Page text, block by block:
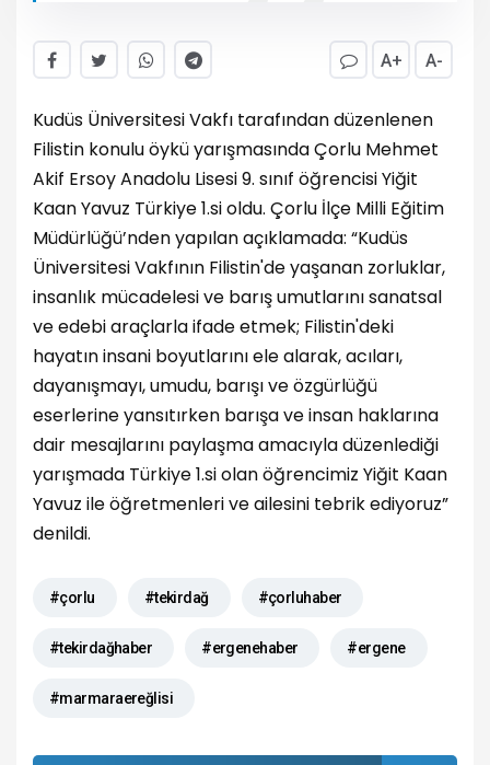
A+ A-
Kudüs Üniversitesi Vakfı tarafından düzenlenen
Filistin konulu öykü yarışmasında Çorlu Mehmet
Akif Ersoy Anadolu Lisesi 9. sınıf öğrencisi Yiğit
Kaan Yavuz Türkiye 1.si oldu. Çorlu İlçe Milli Eğitim
Müdürlüğü’nden yapılan açıklamada: “Kudüs
Üniversitesi Vakfının Filistin'de yaşanan zorluklar,
insanlık mücadelesi ve barış umutlarını sanatsal
ve edebi araçlarla ifade etmek; Filistin'deki
hayatın insani boyutlarını ele alarak, acıları,
dayanışmayı, umudu, barışı ve özgürlüğü
eserlerine yansıtırken barışa ve insan haklarına
dair mesajlarını paylaşma amacıyla düzenlediği
yarışmada Türkiye 1.si olan öğrencimiz Yiğit Kaan
Yavuz ile öğretmenleri ve ailesini tebrik ediyoruz”
denildi.
#çorlu #tekirdağ #çorluhaber
#tekirdağhaber #ergenehaber #ergene
#marmaraereğlisi